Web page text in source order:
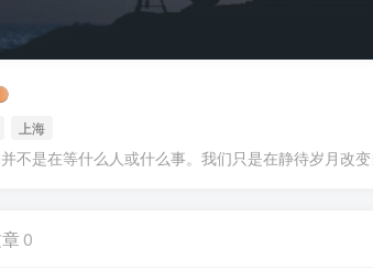
上海
不是在等什么人或什么事。我们只是在静待岁月改变
0